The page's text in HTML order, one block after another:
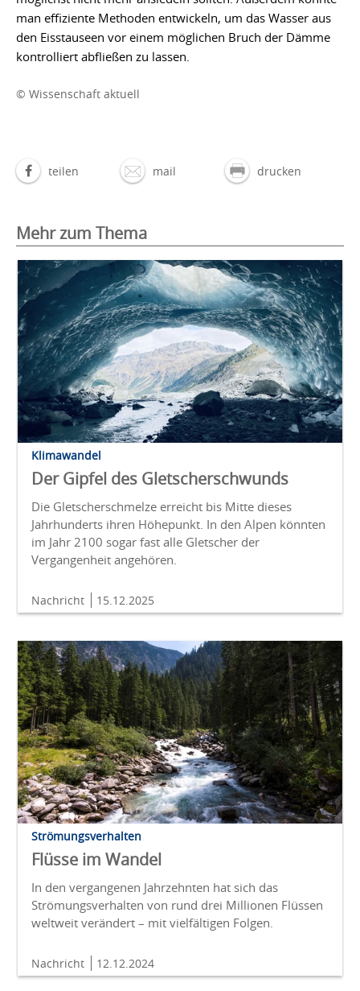
man effiziente Methoden entwickeln, um das Wasser aus
den Eisstauseen vor einem möglichen Bruch der Dämme
kontrolliert abfließen zu lassen.
© Wissenschaft aktuell
teilen mail drucken
Mehr zum Thema
Klimawandel
Der Gipfel des Gletscherschwunds
Die Gletscherschmelze erreicht bis Mitte dieses
Jahrhunderts ihren Höhepunkt. In den Alpen könnten
im Jahr 2100 sogar fast alle Gletscher der
Vergangenheit angehören.
Nachricht 15.12.2025
Strömungsverhalten
Flüsse im Wandel
In den vergangenen Jahrzehnten hat sich das
Strömungsverhalten von rund drei Millionen Flüssen
weltweit verändert – mit vielfältigen Folgen.
Nachricht 12.12.2024